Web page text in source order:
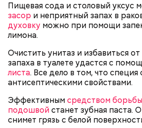
Пищевая сода и столовый уксус
засор и неприятный запах в
духовку можно при помощи
лимона.
Очистить унитаз и избавиться
запаха в туалете удастся с
листа. Все дело в том, что специя
антисептическими свойствами.
Эффективнымсредством
подошвойстанет зубная паста.
снимет грязь с белой
— Наиболее распространенные
салаты, лаваш с творогом и
запеканка. Щавеля там везде
немного, поэтому никакого вреда
Чем разнообразнее рацион
лучше. Потому что это исключает